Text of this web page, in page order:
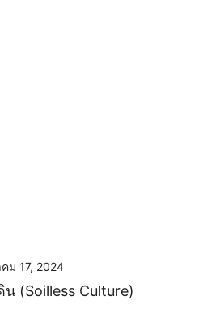
ม 17, 2024
(Soilless Culture)